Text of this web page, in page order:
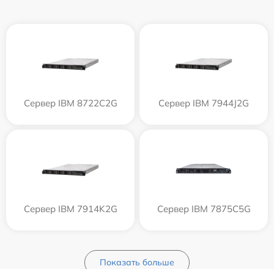
Сервер IBM 8722C2G Сервер IBM 7944J2G
Сервер IBM 7914K2G Сервер IBM 7875C5G
Показать больше